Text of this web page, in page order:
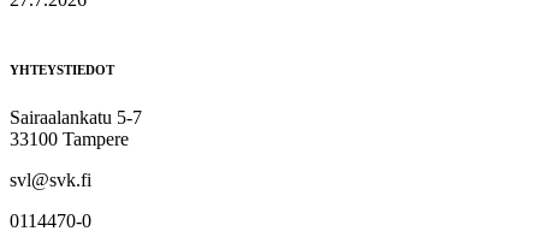
YHTEYSTIEDOT
Sairaalankatu 5-7
33100 Tampere
svl@svk.fi
0114470-0